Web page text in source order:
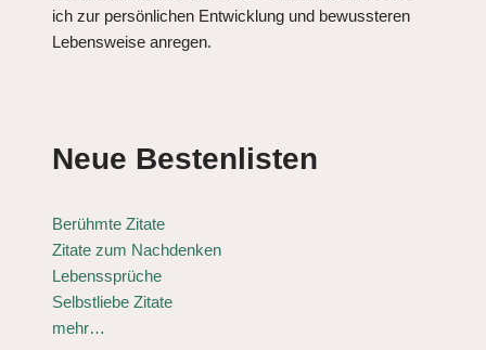
ich zur persönlichen Entwicklung und bewussteren
Lebensweise anregen.
Neue Bestenlisten
Berühmte Zitate
Zitate zum Nachdenken
Lebenssprüche
Selbstliebe Zitate
mehr…